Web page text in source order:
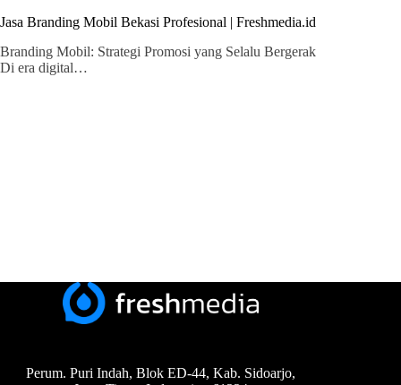
Jasa Branding Mobil Bekasi Profesional | Freshmedia.id
Branding Mobil: Strategi Promosi yang Selalu Bergerak
Di era digital…
Perum. Puri Indah, Blok ED-44, Kab. Sidoarjo,